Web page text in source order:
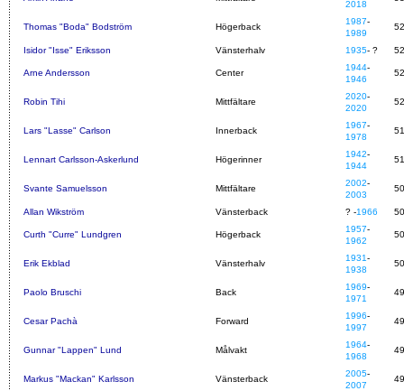
2018
Thomas "Boda" Bodström Högerback
1987-
1989
52
Isidor "Isse" Eriksson Vänsterhalv 1935- ? 52
Arne Andersson Center
1944-
1946
52
Robin Tihi Mittfältare
2020-
2020
52
Lars "Lasse" Carlson Innerback
1967-
1978
51
Lennart Carlsson-Askerlund Högerinner
1942-
1944
51
Svante Samuelsson Mittfältare
2002-
2003
50
Allan Wikström Vänsterback ? -1966 50
Curth "Curre" Lundgren Högerback
1957-
1962
50
Erik Ekblad Vänsterhalv
1931-
1938
50
Paolo Bruschi Back
1969-
1971
49
Cesar Pachà Forward
1996-
1997
49
Gunnar "Lappen" Lund Målvakt
1964-
1968
49
Markus "Mackan" Karlsson Vänsterback
2005-
2007
49